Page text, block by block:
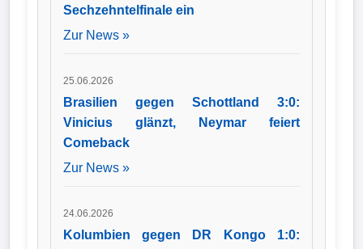
Sechzehntelfinale ein
Zur News »
25.06.2026
Brasilien gegen Schottland 3:0:
Vinicius glänzt, Neymar feiert
Comeback
Zur News »
24.06.2026
Kolumbien gegen DR Kongo 1:0: